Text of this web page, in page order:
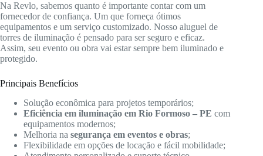
Na Revlo, sabemos quanto é importante contar com um
fornecedor de confiança. Um que forneça ótimos
equipamentos e um serviço customizado. Nosso aluguel de
torres de iluminação é pensado para ser seguro e eficaz.
Assim, seu evento ou obra vai estar sempre bem iluminado e
protegido.
Principais Benefícios
Solução econômica para projetos temporários;
Eficiência em iluminação em Rio Formoso – PE com
equipamentos modernos;
Melhoria na segurança em eventos e obras;
Flexibilidade em opções de locação e fácil mobilidade;